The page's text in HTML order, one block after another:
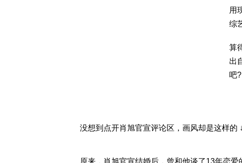
用
综
算
出
吧?
没想到点开肖旭官宣评论区，画风却是这样的 ↓
原来，肖旭官宣结婚后，曾和他谈了13年恋